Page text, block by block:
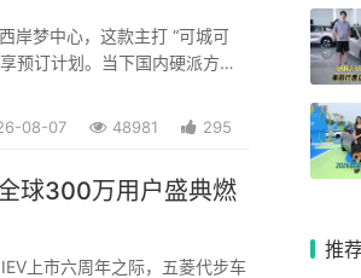
岸梦中心，这款主打 “可城可
预订计划。当下国内硬派方盒
08-07 48981 295
球300万用户盛典燃
上市六周年之际，五菱代步车
推